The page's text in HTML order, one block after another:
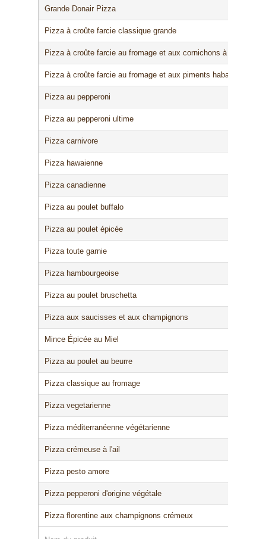
Grande Donair Pizza
Pizza à croûte farcie classique grande
Pizza à croûte farcie au fromage et aux cornichons à l'aneth
Pizza à croûte farcie au fromage et aux piments habanero
Pizza au pepperoni
Pizza au pepperoni ultime
Pizza carnivore
Pizza hawaienne
Pizza canadienne
Pizza au poulet buffalo
Pizza au poulet épicée
Pizza toute garnie
Pizza hambourgeoise
Pizza au poulet bruschetta
Pizza aux saucisses et aux champignons
Mince Épicée au Miel
Pizza au poulet au beurre
Pizza classique au fromage
Pizza vegetarienne
Pizza méditerranéenne végétarienne
Pizza crémeuse à l'ail
Pizza pesto amore
Pizza pepperoni d'origine végétale
Pizza florentine aux champignons crémeux
Nos délices
Notre qualité
Franchises
Obtenir une franchise
Équipe
FAQ sur les franchises
Communiquez avec
Notre entreprise
Équipe de direction
Joignez-vous à nous
Collectivité
Pour Vous
Communiquer
Programme de fidélité